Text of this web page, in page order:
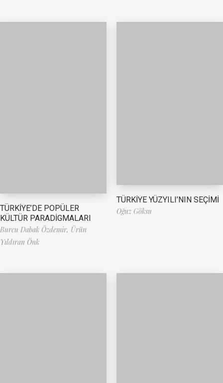
TÜRKİYE’DE POPÜLER
KÜLTÜR PARADİGMALARI
Burcu Dabak Özdemir, Ürün
Yıldıran Önk
TÜRKİYE YÜZYILI’NIN SEÇİMİ
Oğuz Göksu